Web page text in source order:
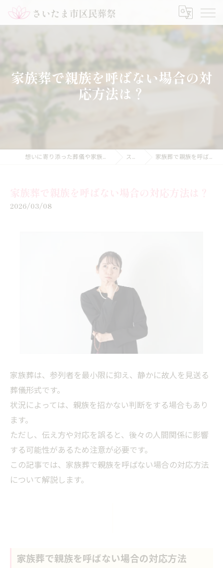
家族葬で親族を呼ばない場合の対
応方法は？
想いに寄り添った葬儀や家族葬のことなら【さいたま市区民葬祭】 ストーリー 家族葬で親族を呼ばない場合の対応方法は？
2026/03/08
家族葬は、参列者を最小限に抑え、静かに故人を見送る
葬儀形式です。
状況によっては、親族を招かない判断をする場合もあり
ます。
ただし、伝え方や対応を誤ると、後々の人間関係に影響
する可能性があるため注意が必要です。
この記事では、家族葬で親族を呼ばない場合の対応方法
について解説します。
家族葬で親族を呼ばない場合の対応方法